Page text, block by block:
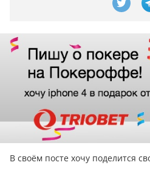
В своём посте хочу поделится